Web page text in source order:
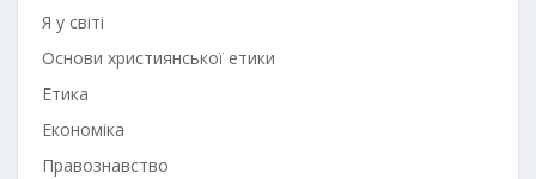
Я у світі
Основи християнської етики
Етика
Економіка
Правознавство